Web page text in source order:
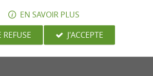
EN SAVOIR PLUS
REFUSE
J'ACCEPTE